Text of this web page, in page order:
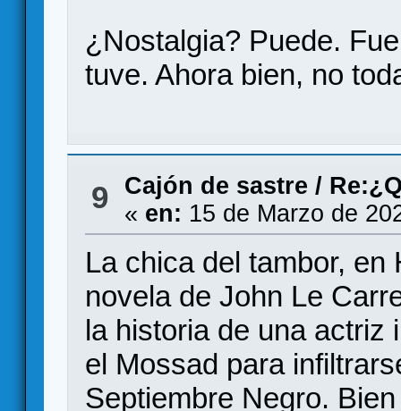
¿Nostalgia? Puede.
tuve. Ahora bien, no
9 Cajón de sastre /
« en: 15 de Marzo de
La chica del tambor,
novela de John Le
la historia de una
el Mossad para
Septiembre Negro.